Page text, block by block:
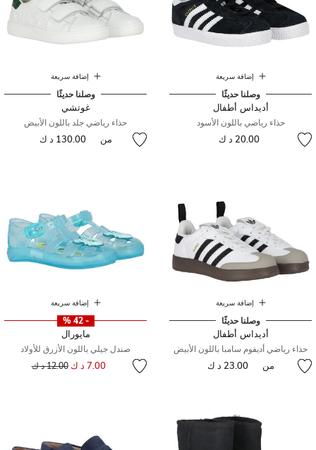
إضافة سريعة
وصلنا حديثًا
أديداس أطفال
حذاء رياضي باللون الأسود
20.00 د ك
إضافة سريعة
وصلنا حديثًا
غوتشي
حذاء رياضي جلد باللون الأبيض
من 130.00 د ك
إضافة سريعة
وصلنا حديثًا
أديداس أطفال
حذاء رياضي أديفوم سامبا باللون الأبيض
من 23.00 د ك
إضافة سريعة
- 42 %
مايورال
صندل جيلي باللون الأزرق للأولاد
7.00 د ك سعر مخفض من
12.00 د ك إلى